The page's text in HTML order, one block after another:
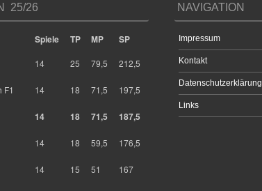
25/26
Spiele TP MP SP
14 25 79,5 212,5
F1 14 18 71,5 197,5
14 18 71,5 187,5
14 18 59,5 176,5
14 15 51 167
NAVIGATION
Impressum
Kontakt
Datenschutzerklärung
Links